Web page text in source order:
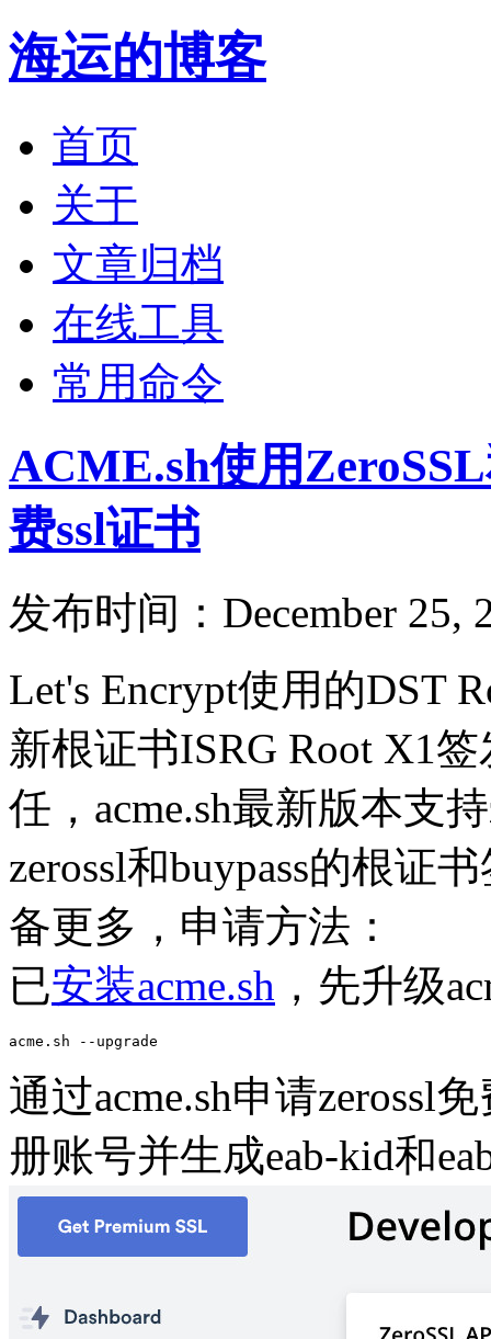
海运的博客
首页
关于
文章归档
在线工具
常用命令
ACME.sh使用
费ssl证书
发布时间：December 25,
Let's Encrypt使用的DST
新根证书ISRG Root X1
任，acme.sh最新版本支
zerossl和buypass的根证
备更多，申请方法：
已安装acme.sh ，先升级
acme.sh --upgrade
通过acme.sh申请zerossl
册账号并生成eab-kid和